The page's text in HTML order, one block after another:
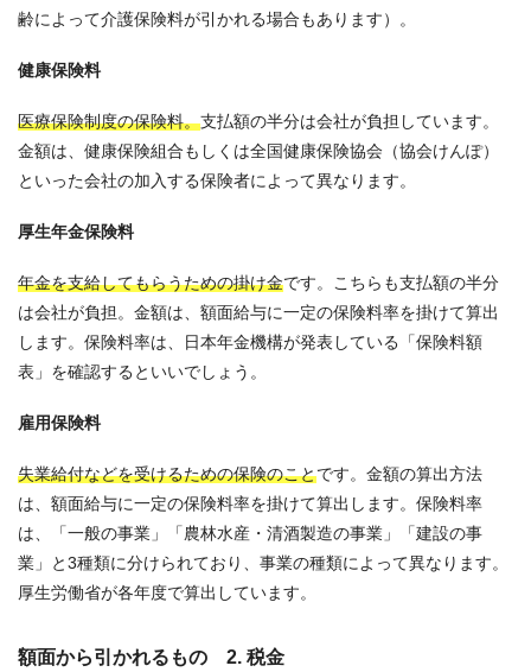
齢によって介護保険料が引かれる場合もあります）。
健康保険料
医療保険制度の保険料。支払額の半分は会社が負担しています。
金額は、健康保険組合もしくは全国健康保険協会（協会けんぽ）
といった会社の加入する保険者によって異なります。
厚生年金保険料
年金を支給してもらうための掛け金です。こちらも支払額の半分
は会社が負担。金額は、額面給与に一定の保険料率を掛けて算出
します。保険料率は、日本年金機構が発表している「保険料額
表」を確認するといいでしょう。
雇用保険料
失業給付などを受けるための保険のことです。金額の算出方法
は、額面給与に一定の保険料率を掛けて算出します。保険料率
は、「一般の事業」「農林水産・清酒製造の事業」「建設の事
業」と3種類に分けられており、事業の種類によって異なります。
厚生労働省が各年度で算出しています。
額面から引かれるもの 2. 税金